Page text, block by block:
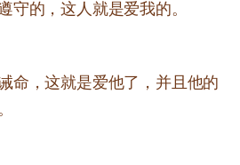
守的，这人就是爱我的。
命，这就是爱他了，并且他的